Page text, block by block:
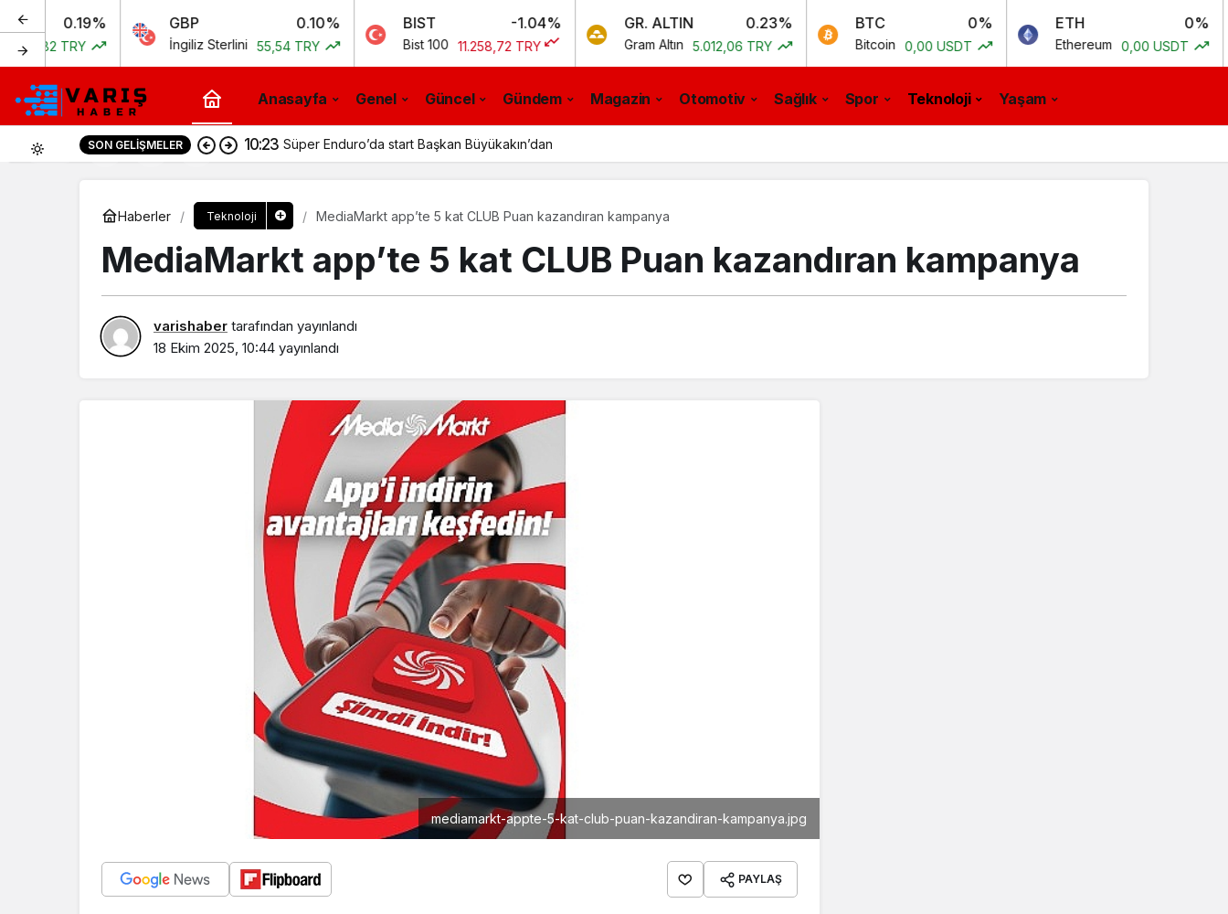
0.19% GBP
İngiliz Sterlini 55,54 TRY
BIST
Bist 100 11.258,72 TRY
GR. ALTIN 0.23%
Gram Altın 5.012,06 TRY
BTC
Bitcoin 0,00 USDT
ETH
Ethereum 0,00 USDT
Anasayfa Genel Güncel Gündem Magazin Otomotiv Sağlık Spor Teknoloji Yaşam
0
SON GELIŞMELER 10:23 Süper Enduro’da start Başkan Büyükakın’dan
Haberler Teknoloji MediaMarkt app’te 5 kat CLUB Puan kazandıran kampanya
MediaMarkt app’te 5 kat CLUB Puan kazandıran kampanya
varishaber tarafından yayınlandı
18 Ekim 2025, 10:44 yayınlandı
mediamarkt-appte-5-kat-club-puan-kazandiran-kampanya.jpg
PAYLAŞ